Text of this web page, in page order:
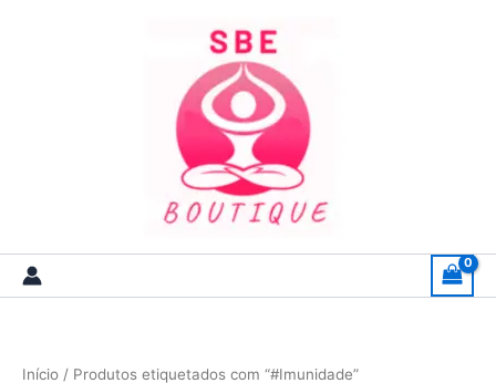
Início / Produtos etiquetados com “#Imunidade”